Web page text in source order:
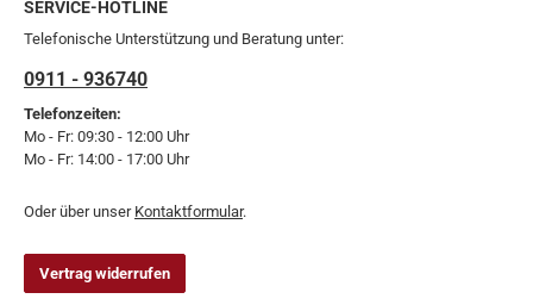
SERVICE-HOTLINE
Telefonische Unterstützung und Beratung unter:
0911 - 936740
Telefonzeiten:
Mo - Fr: 09:30 - 12:00 Uhr
Mo - Fr: 14:00 - 17:00 Uhr
Oder über unser Kontaktformular.
Vertrag widerrufen